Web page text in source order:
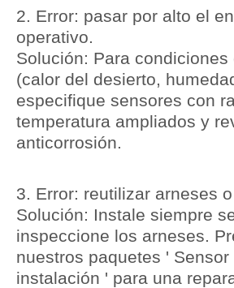
2. Error: pasar por alto el
operativo.
Solución: Para condiciones
(calor del desierto,
especifique sensores con
temperatura ampliados y
anticorrosión.
3. Error: reutilizar arneses
Solución: Instale siempre
inspeccione los arneses.
nuestros paquetes ' Sensor
instalación ' para una